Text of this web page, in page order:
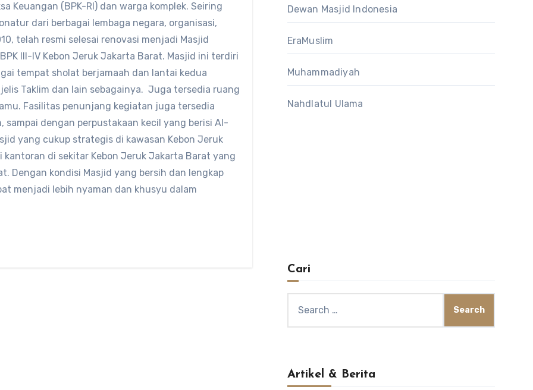
Keuangan (BPK-RI) dan warga komplek. Seiring
dari berbagai lembaga negara, organisasi,
telah resmi selesai renovasi menjadi Masjid
III-IV Kebon Jeruk Jakarta Barat. Masjid ini terdiri
tempat sholat berjamaah dan lantai kedua
Taklim dan lain sebagainya. Juga tersedia ruang
Fasilitas penunjang kegiatan juga tersedia
dengan perpustakaan kecil yang berisi Al-
yang cukup strategis di kawasan Kebon Jeruk
di sekitar Kebon Jeruk Jakarta Barat yang
Dengan kondisi Masjid yang bersih dan lengkap
menjadi lebih nyaman dan khusyu dalam
Dewan Masjid Indonesia
EraMuslim
Muhammadiyah
Nahdlatul Ulama
Cari
for:
Artikel & Berita